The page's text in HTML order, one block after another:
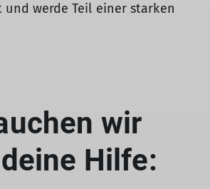
und werde Teil einer starken
wir
Hilfe: